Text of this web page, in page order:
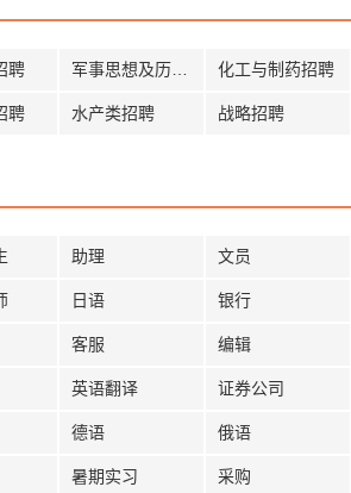
聘 化工与制药招聘
聘 水产类招聘 战略招聘
助理 文员
日语 银行
客服 编辑
英语翻译 证券公司
德语 俄语
暑期实习 采购